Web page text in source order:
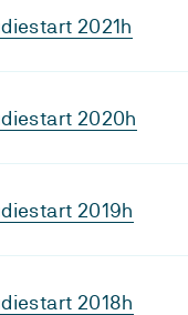
2021h
2020h
2019h
2018h